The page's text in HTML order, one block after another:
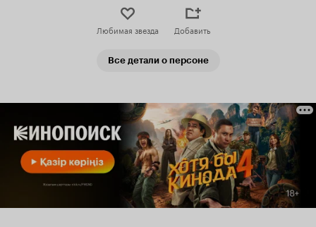
Любимая звезда Добавить
Все детали о персоне